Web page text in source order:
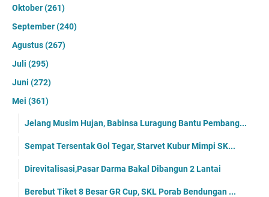
Oktober(261)
September(240)
Agustus(267)
Juli (295)
Juni (272)
Mei (361)
Jelang Musim Hujan, Babinsa Luragung Bantu Pembang...
Sempat Tersentak Gol Tegar, Starvet Kubur Mimpi SK...
Direvitalisasi,Pasar Darma Bakal Dibangun 2 Lantai
Berebut Tiket 8 Besar GR Cup, SKL Porab Bendungan ...